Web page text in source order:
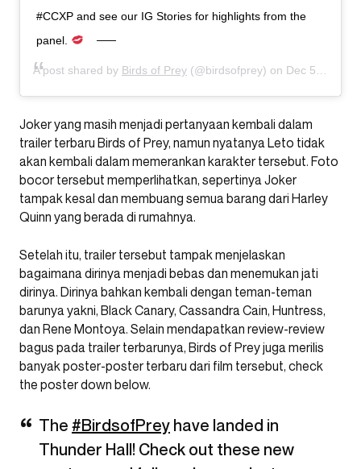
#CCXP and see our IG Stories for highlights from the
panel.
A post shared by Birds of Prey (@birdsofprey) on Dec 5, 2019 at 8:43pm PST
Joker yang masih menjadi pertanyaan kembali dalam
trailer terbaru Birds of Prey, namun nyatanya Leto tidak
akan kembali dalam memerankan karakter tersebut. Foto
bocor tersebut memperlihatkan, sepertinya Joker
tampak kesal dan membuang semua barang dari Harley
Quinn yang berada di rumahnya.
Setelah itu, trailer tersebut tampak menjelaskan
bagaimana dirinya menjadi bebas dan menemukan jati
dirinya. Dirinya bahkan kembali dengan teman-teman
barunya yakni, Black Canary, Cassandra Cain, Huntress,
dan Rene Montoya. Selain mendapatkan review-review
bagus pada trailer terbarunya, Birds of Prey juga merilis
banyak poster-poster terbaru dari film tersebut, check
the poster down below.
The #BirdsofPrey have landed in
Thunder Hall! Check out these new